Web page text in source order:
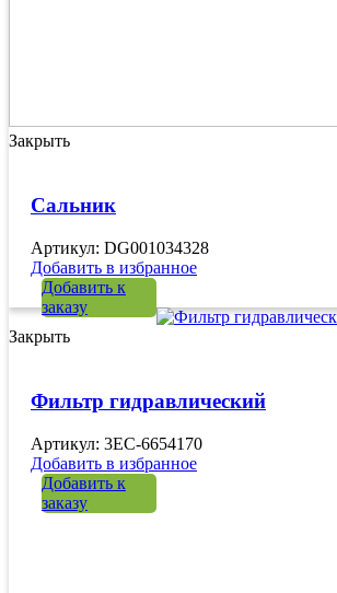
Закрыть
Сальник
Артикул: DG001034328
Добавить в избранное
Добавить к
заказу
Закрыть
Фильтр гидравлический
Артикул: 3EC-6654170
Добавить в избранное
Добавить к
заказу